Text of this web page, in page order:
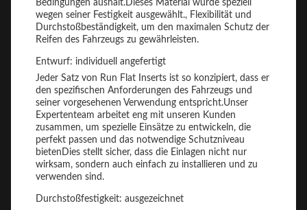
Bedingungen aushält.Dieses Material wurde speziell
wegen seiner Festigkeit ausgewählt., Flexibilität und
Durchstoßbeständigkeit, um den maximalen Schutz der
Reifen des Fahrzeugs zu gewährleisten.
Entwurf: individuell angefertigt
Jeder Satz von Run Flat Inserts ist so konzipiert, dass er
den spezifischen Anforderungen des Fahrzeugs und
seiner vorgesehenen Verwendung entspricht.Unser
Expertenteam arbeitet eng mit unseren Kunden
zusammen, um spezielle Einsätze zu entwickeln, die
perfekt passen und das notwendige Schutzniveau
bietenDies stellt sicher, dass die Einlagen nicht nur
wirksam, sondern auch einfach zu installieren und zu
verwenden sind.
Durchstoßfestigkeit: ausgezeichnet